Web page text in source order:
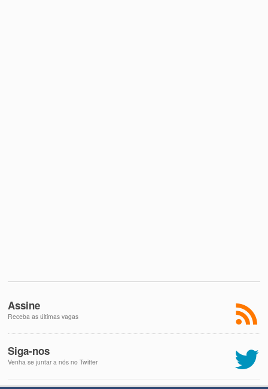
Assine
Receba as últimas vagas
Siga-nos
Venha se juntar a nós no Twitter